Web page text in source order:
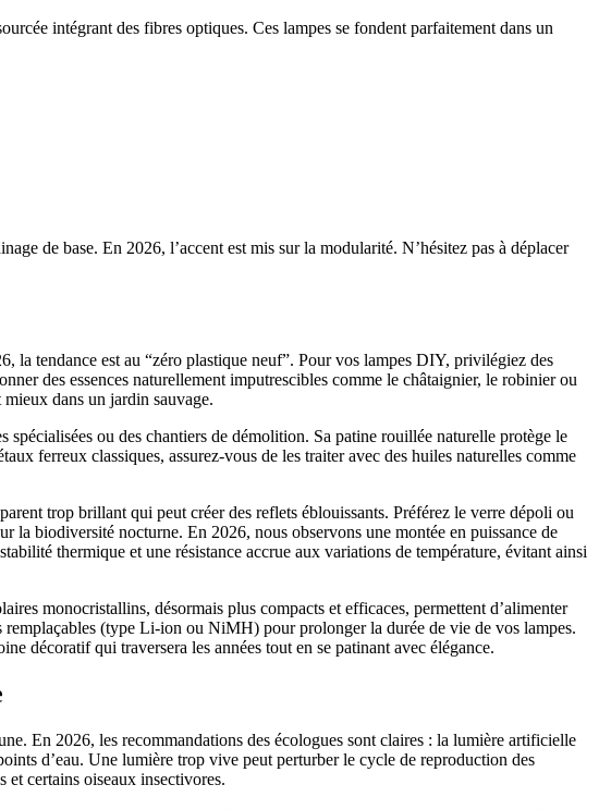
intégrant des fibres optiques. Ces lampes se fondent parfaitement dans un
de base. En 2026, l’accent est mis sur la modularité. N’hésitez pas à déplacer
la tendance est au “zéro plastique neuf”. Pour vos lampes DIY, privilégiez des
des essences naturellement imputrescibles comme le châtaignier, le robinier ou
dans un jardin sauvage.
ou des chantiers de démolition. Sa patine rouillée naturelle protège le
ferreux classiques, assurez-vous de les traiter avec des huiles naturelles comme
trop brillant qui peut créer des reflets éblouissants. Préférez le verre dépoli ou
biodiversité nocturne. En 2026, nous observons une montée en puissance de
thermique et une résistance accrue aux variations de température, évitant ainsi
monocristallins, désormais plus compacts et efficaces, permettent d’alimenter
remplaçables (type Li-ion ou NiMH) pour prolonger la durée de vie de vos lampes.
décoratif qui traversera les années tout en se patinant avec élégance.
En 2026, les recommandations des écologues sont claires : la lumière artificielle
d’eau. Une lumière trop vive peut perturber le cycle de reproduction des
et certains oiseaux insectivores.